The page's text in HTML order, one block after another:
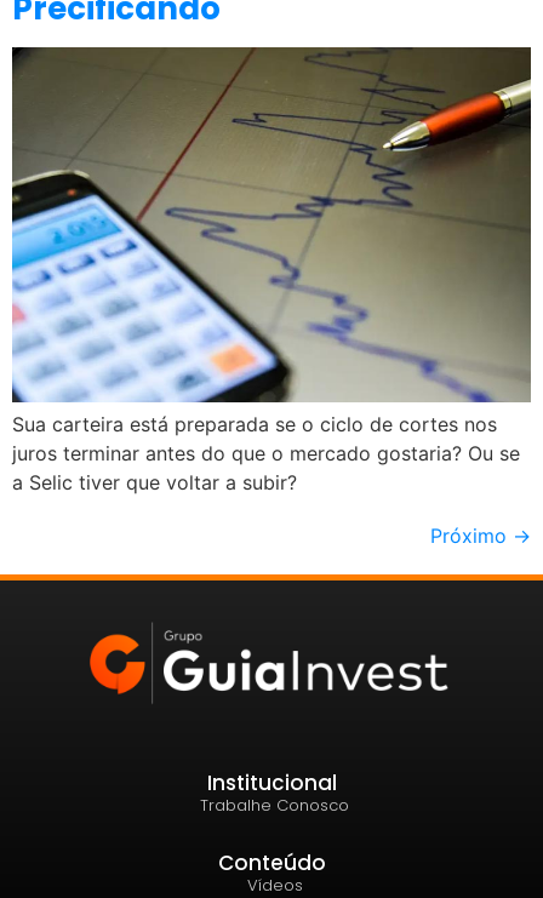
Sua carteira está preparada se o ciclo de cortes nos
juros terminar antes do que o mercado gostaria? Ou se
a Selic tiver que voltar a subir?
Próximo →
Institucional
Trabalhe Conosco
Conteúdo
Vídeos